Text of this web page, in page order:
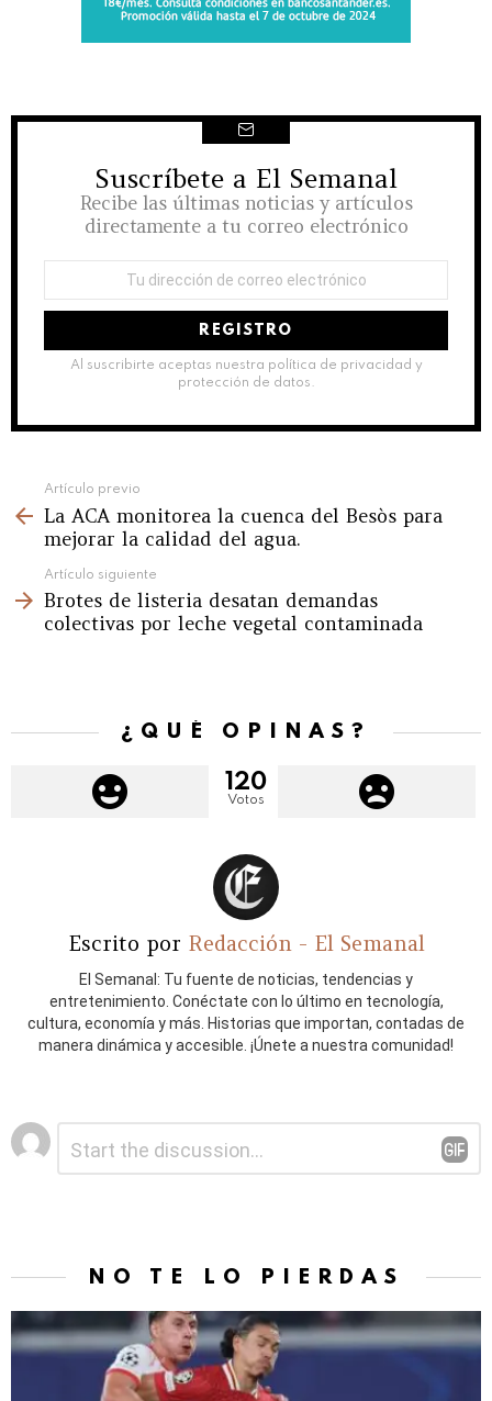
NEWSLETTER
Suscríbete a El Semanal
Recibe las últimas noticias y artículos
directamente a tu correo electrónico
correo
Al suscribirte aceptas nuestra política de privacidad y
protección de datos.
more
Artículo previo
La ACA monitorea la cuenca del Besòs para
mejorar la calidad del agua.
Artículo siguiente
Brotes de listeria desatan demandas
colectivas por leche vegetal contaminada
¿QUÉ OPINAS?
120
Votos
Escrito por Redacción - El Semanal
El Semanal: Tu fuente de noticias, tendencias y
entretenimiento. Conéctate con lo último en tecnología,
cultura, economía y más. Historias que importan, contadas de
manera dinámica y accesible. ¡Únete a nuestra comunidad!
Deja
una
NO TE LO PIERDAS